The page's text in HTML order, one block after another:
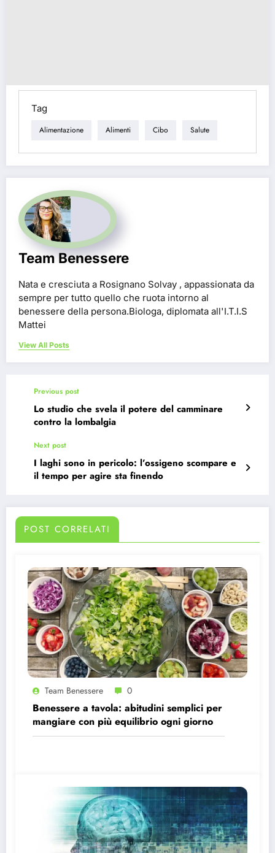
Tag
Alimentazione Alimenti Cibo Salute
Team Benessere
Nata e cresciuta a Rosignano Solvay , appassionata da
sempre per tutto quello che ruota intorno al
benessere della persona.Biologa, diplomata all'I.T.I.S
Mattei
View All Posts
Previous post
Lo studio che svela il potere del camminare
contro la lombalgia
Next post
I laghi sono in pericolo: l’ossigeno scompare e
il tempo per agire sta finendo
POST CORRELATI
Team Benessere 0
Benessere a tavola: abitudini semplici per
mangiare con più equilibrio ogni giorno